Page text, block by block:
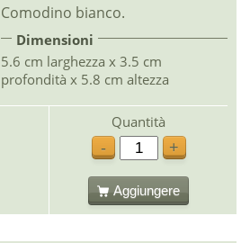
Comodino bianco.
Dimensioni
5.6 cm larghezza x 3.5 cm
profondità x 5.8 cm altezza
Quantità
-
+
Aggiungere